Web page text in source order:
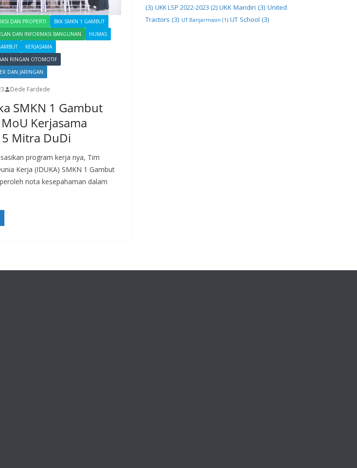
DAN PROPERTI
BKK SMKN 1 GAMBUT
DAN INFORMASI BANGUNAN
HUMAS
KERJASAMA
RINGAN OTOMOTIF
DAN JARINGAN
Dede Fardede
SMKN 1 Gambut
Kerjasama
Mitra DuDi
program kerja nya, Tim
Kerja (IDUKA) SMKN 1 Gambut
nota kesepahaman dalam
(3) UKK LSP 2022-2023 (2) UKK Mandiri (3) United
Tractors (3) UT Banjarmasin (1) UT School (3)